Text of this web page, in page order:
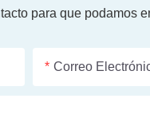
para que podamos
Correo